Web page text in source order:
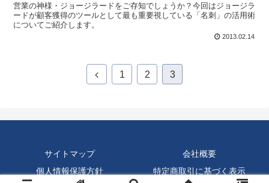
営業の神様・ジョージラードをご存知でしょうか？今回はジョージラ
ードが顧客獲得のツールとして最も重要視している「名刺」の活用術
についてご紹介します。
2013.02.14
1 2 3
サイトマップ
会社概要
個人情報保護方針
特定商取引に基づく表示